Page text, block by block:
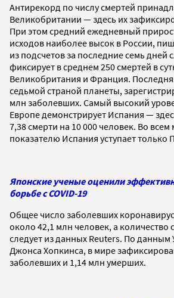
Антирекорд по числу смертей
Великобритании — здесь их
При этом средний ежедневный
исходов наиболее высок в России,
из подсчетов за последние семь дней
фиксирует в среднем 250 смертей в
Великобритания и Франция.
седьмой страной планеты,
млн заболевших. Самый высокий
Европе демонстрирует Испания —
7,38 смерти на 10 000 человек. Во
показателю Испания уступает только
Японские ученые оценили
борьбе с COVID-19
Общее число заболевших
около 42,1 млн человек, а количество
следует из данных Reuters. По данным
Джонса Хопкинса, в мире
заболевших и 1,14 млн умерших.